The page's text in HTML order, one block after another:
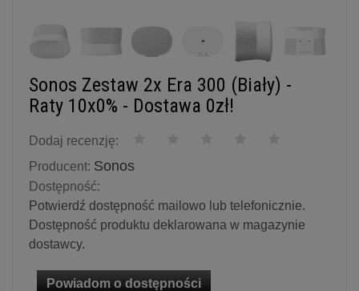
Sonos Zestaw 2x Era 300 (Biały) -
Raty 10x0% - Dostawa 0zł!
Dodaj recenzję:
Producent: Sonos
Dostępność:
Potwierdź dostępność mailowo lub telefonicznie.
Dostępność produktu deklarowana w magazynie
dostawcy.
Powiadom o dostępności